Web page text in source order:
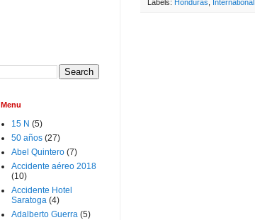
Labels: Honduras International
Menu
15 N (5)
50 años (27)
Abel Quintero (7)
Accidente aéreo 2018
(10)
Accidente Hotel
Saratoga (4)
Adalberto Guerra (5)